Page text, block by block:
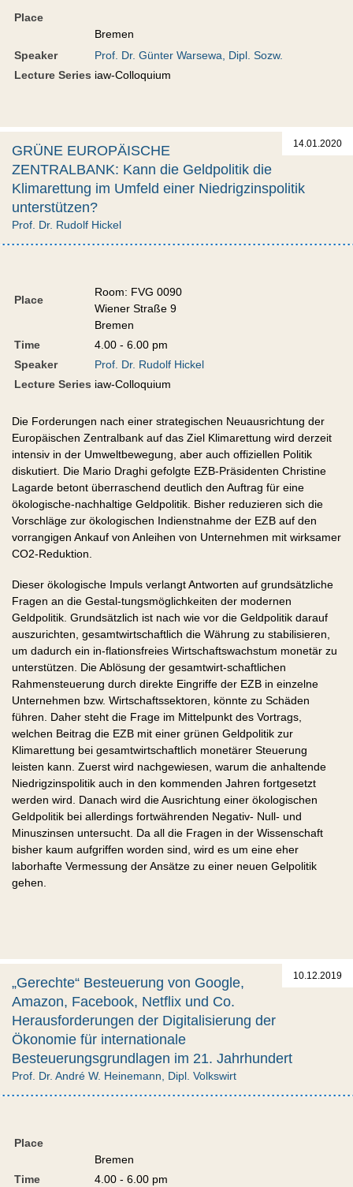
Place
Bremen
Speaker
Prof. Dr. Günter Warsewa, Dipl. Sozw.
Lecture Series iaw-Colloquium
14.01.2020
GRÜNE EUROPÄISCHE
ZENTRALBANK: Kann die Geldpolitik die
Klimarettung im Umfeld einer Niedrigzinspolitik
unterstützen?
Prof. Dr. Rudolf Hickel
Place
Room: FVG 0090
Wiener Straße 9
Bremen
Time
4.00 - 6.00 pm
Speaker
Prof. Dr. Rudolf Hickel
Lecture Series iaw-Colloquium
Die Forderungen nach einer strategischen Neuausrichtung der
Europäischen Zentralbank auf das Ziel Klimarettung wird derzeit
intensiv in der Umweltbewegung, aber auch offiziellen Politik
diskutiert. Die Mario Draghi gefolgte EZB-Präsidenten Christine
Lagarde betont überraschend deutlich den Auftrag für eine
ökologische-nachhaltige Geldpolitik. Bisher reduzieren sich die
Vorschläge zur ökologischen Indienstnahme der EZB auf den
vorrangigen Ankauf von Anleihen von Unternehmen mit wirksamer
CO2-Reduktion.
Dieser ökologische Impuls verlangt Antworten auf grundsätzliche
Fragen an die Gestal-tungsmöglichkeiten der modernen
Geldpolitik. Grundsätzlich ist nach wie vor die Geldpolitik darauf
auszurichten, gesamtwirtschaftlich die Währung zu stabilisieren,
um dadurch ein in-flationsfreies Wirtschaftswachstum monetär zu
unterstützen. Die Ablösung der gesamtwirt-schaftlichen
Rahmensteuerung durch direkte Eingriffe der EZB in einzelne
Unternehmen bzw. Wirtschaftssektoren, könnte zu Schäden
führen. Daher steht die Frage im Mittelpunkt des Vortrags,
welchen Beitrag die EZB mit einer grünen Geldpolitik zur
Klimarettung bei gesamtwirtschaftlich monetärer Steuerung
leisten kann. Zuerst wird nachgewiesen, warum die anhaltende
Niedrigzinspolitik auch in den kommenden Jahren fortgesetzt
werden wird. Danach wird die Ausrichtung einer ökologischen
Geldpolitik bei allerdings fortwährenden Negativ- Null- und
Minuszinsen untersucht. Da all die Fragen in der Wissenschaft
bisher kaum aufgriffen worden sind, wird es um eine eher
laborhafte Vermessung der Ansätze zu einer neuen Gelpolitik
gehen.
10.12.2019
„Gerechte“ Besteuerung von Google,
Amazon, Facebook, Netflix und Co.
Herausforderungen der Digitalisierung der
Ökonomie für internationale
Besteuerungsgrundlagen im 21. Jahrhundert
Prof. Dr. André W. Heinemann, Dipl. Volkswirt
Place
Bremen
Time
4.00 - 6.00 pm